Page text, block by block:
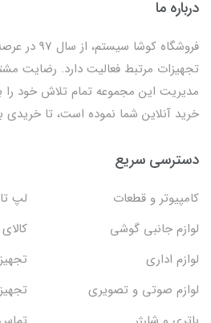
درباره ما
فروشگاه کوشا
تجهیزات مرتبط فعالیت دارد. رضایت
مدیریت این مجموعه تمام تلاش خود را
خرید آنلاین شما نموده است، تا خریدی
دسترسی سریع
کامپیوتر و قطعات
لپ
لوازم جانبی گوشی
لوازم اداری
لوازم صوتی و تصویری